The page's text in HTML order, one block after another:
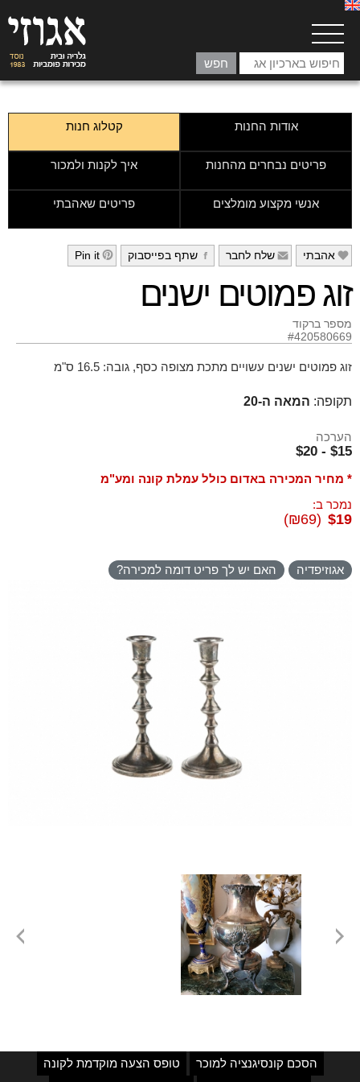
אודות החנות קטלוג חנות
פריטים נבחרים מהחנות איך לקנות ולמכור
אנשי מקצוע מומלצים פריטים שאהבתי
e אהבתי f שלח לחבר g שתף בפייסבוק h
Pin it
זוג פמוטים ישנים
מספר ברקוד
#420580669
זוג פמוטים ישנים עשויים מתכת מצופה כסף, גובה: 16.5 ס"מ
תקופה: המאה ה-20
הערכה
$15 - $20
* מחיר המכירה באדום כולל עמלת קונה ומע"מ
נמכר ב:
$19
(₪69)
אגוזיפדיה האם יש לך פריט דומה למכירה?
הסכם קונסיגנציה למוכר
טופס הצעה מוקדמת לקונה